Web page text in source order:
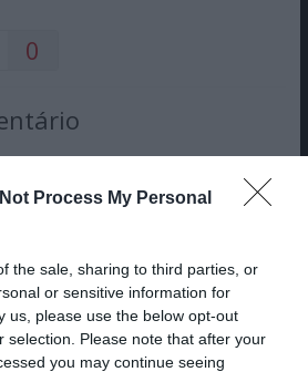
Process My Personal
the sale, sharing to third parties, or
or sensitive information for
us, please use the below opt-out
selection. Please note that after your
you may continue seeing
0
com*